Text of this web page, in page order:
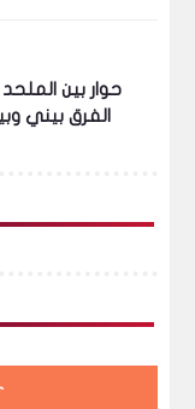
حوار بين
الفرق بيني